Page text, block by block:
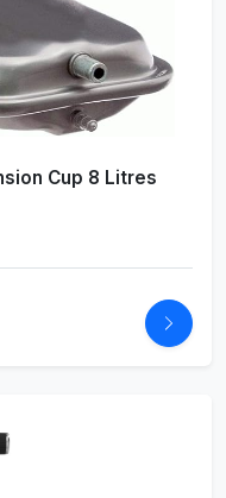
Cup 8 Litres